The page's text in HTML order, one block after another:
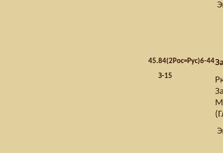
45.84(2Рос=Рус)6-44
З-15